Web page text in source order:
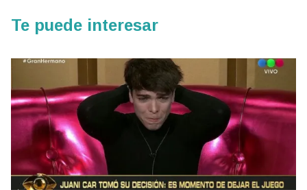
Te puede interesar